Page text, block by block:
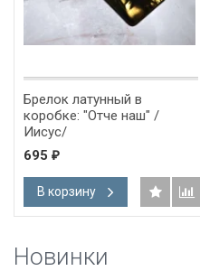
Брелок латунный в
коробке: "Отче наш" /
Иисус/
695 ₽
В корзину
Новинки